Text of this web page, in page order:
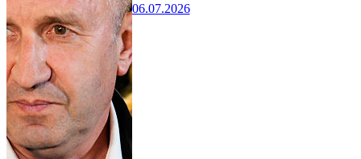
06.07.2026